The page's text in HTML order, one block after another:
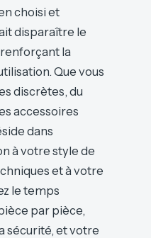
choisi et
disparaître le
la
Que vous
discrètes, du
accessoires
dans
à votre style de
et à votre
le temps
par pièce,
sécurité, et votre